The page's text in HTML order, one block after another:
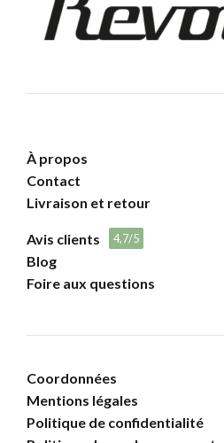
À propos
Contact
Livraison et retour
Avis clients 4,7/5
Blog
Foire aux questions
Coordonnées
Mentions légales
Politique de confidentialité